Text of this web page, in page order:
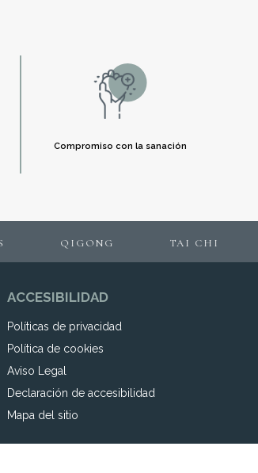
Compromiso con la sanación
QIGONG TAI CHI
ACCESIBILIDAD
Políticas de privacidad
Política de cookies
Aviso Legal
Declaración de accesibilidad
Mapa del sitio